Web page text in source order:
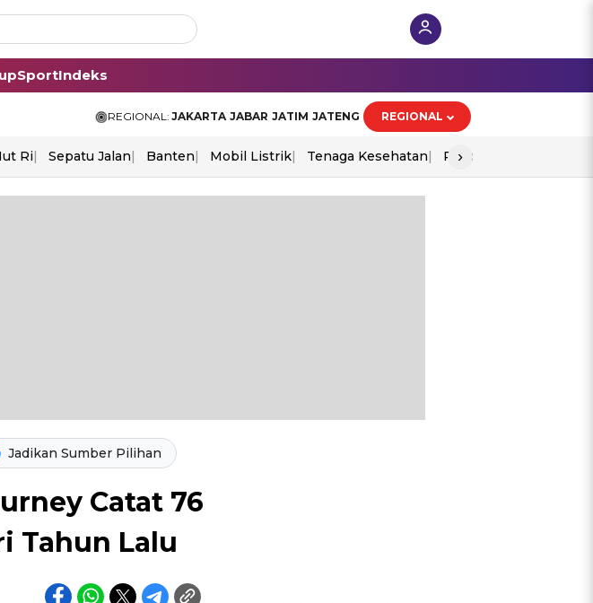
SportIndeks
REGIONAL: JAKARTA JABAR JATIM JATENG REGIONAL
Ri Sepatu Jalan Banten Mobil Listrik Tenaga Kesehatan Piala Aff 2026
›
Jadikan Sumber Pilihan
Catat 76
Tahun Lalu